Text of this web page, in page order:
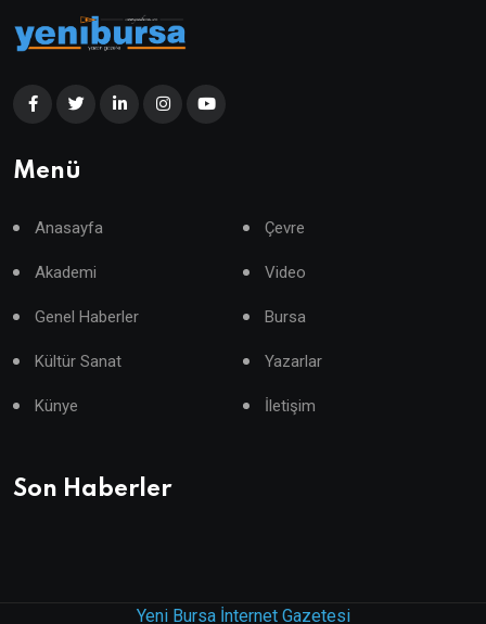
Menü
Anasayfa Çevre
Akademi Video
Genel Haberler Bursa
Kültür Sanat Yazarlar
Künye İletişim
Son Haberler
Yeni Bursa İnternet Gazetesi